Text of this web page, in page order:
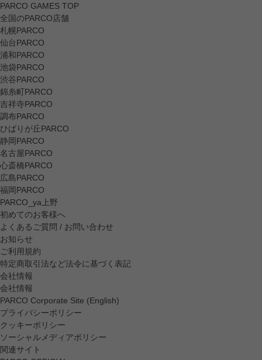
PARCO GAMES TOP
全国のPARCO店舗
札幌PARCO
仙台PARCO
浦和PARCO
池袋PARCO
渋谷PARCO
錦糸町PARCO
吉祥寺PARCO
調布PARCO
ひばりが丘PARCO
静岡PARCO
名古屋PARCO
心斎橋PARCO
広島PARCO
福岡PARCO
PARCO_ya上野
初めてのお客様へ
よくあるご質問 / お問い合わせ
お知らせ
ご利用規約
特定商取引法など法令に基づく表記
会社情報
会社情報
PARCO Corporate Site (English)
プライバシーポリシー
クッキーポリシー
ソーシャルメディアポリシー
関連サイト